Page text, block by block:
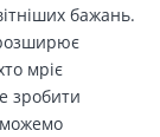
бажань.
мріє
зробити